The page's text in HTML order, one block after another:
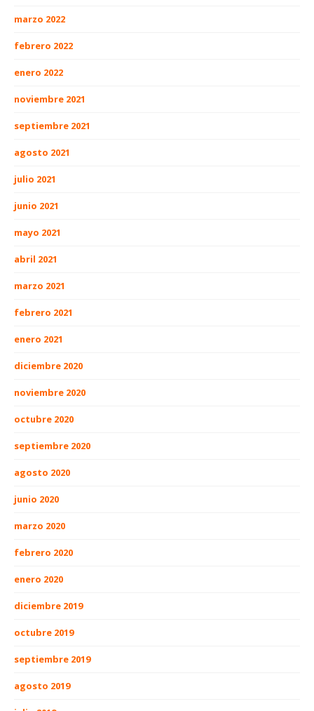
marzo 2022
febrero 2022
enero 2022
noviembre 2021
septiembre 2021
agosto 2021
julio 2021
junio 2021
mayo 2021
abril 2021
marzo 2021
febrero 2021
enero 2021
diciembre 2020
noviembre 2020
octubre 2020
septiembre 2020
agosto 2020
junio 2020
marzo 2020
febrero 2020
enero 2020
diciembre 2019
octubre 2019
septiembre 2019
agosto 2019